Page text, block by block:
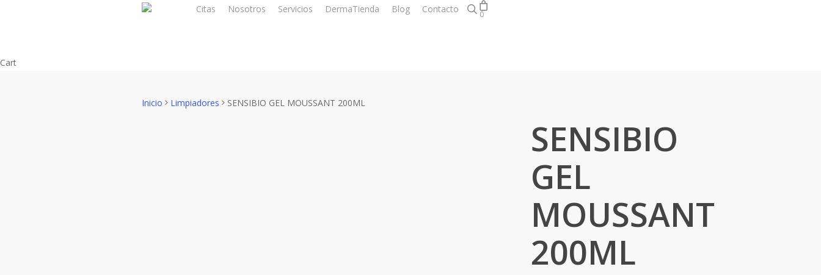
Citas Nosotros Servicios DermaTienda Blog Contacto search
0
CartClose
Inicio Limpiadores SENSIBIO GEL MOUSSANT 200ML
SENSIBIO
GEL
MOUSSANT
200ML